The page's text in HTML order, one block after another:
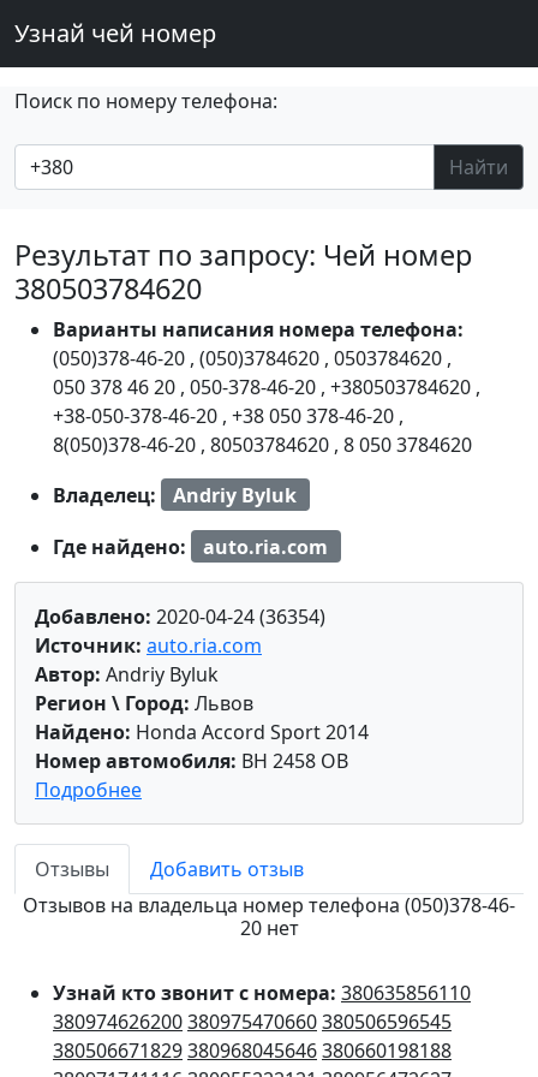
Узнай чей номер
Поиск по номеру телефона:
Найти
Результат по запросу: Чей номер
380503784620
Варианты написания номера телефона:
(050)378-46-20 , (050)3784620 , 0503784620 ,
050 378 46 20 , 050-378-46-20 , +380503784620 ,
+38-050-378-46-20 , +38 050 378-46-20 ,
8(050)378-46-20 , 80503784620 , 8 050 3784620
Владелец:
Andriy Byluk
Где найдено:
auto.ria.com
Добавлено: 2020-04-24 (36354)
Источник: auto.ria.com
Автор: Andriy Byluk
Регион \ Город: Львов
Найдено: Honda Accord Sport 2014
Номер автомобиля: BH 2458 OB
Подробнее
Отзывы
Добавить отзыв
Отзывов на владельца номер телефона (050)378-46-
20 нет
Узнай кто звонит с номера: 380635856110
380974626200380975470660380506596545
380506671829380968045646380660198188